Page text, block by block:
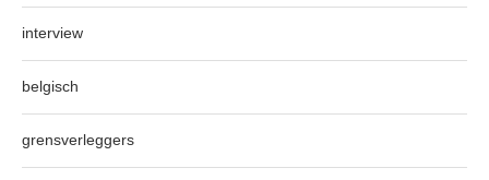
interview
belgisch
grensverleggers